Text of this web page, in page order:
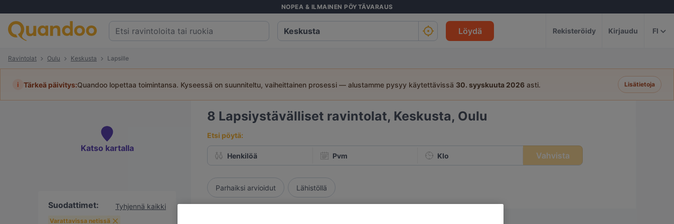
NOPEA & ILMAINEN PÖYTÄVARAUS
Löydä Rekisteröidy Kirjaudu FI
Ravintolat Oulu Keskusta Lapsille
i Tärkeä päivitys:Quandoo lopettaa toimintansa. Kyseessä on suunniteltu, vaiheittainen prosessi — alustamme pysyy käytettävissä 30. syyskuuta 2026 asti. Lisätietoja
Katso kartalla
Suodattimet: Tyhjennä kaikki
Varattavissa netissä
8 Lapsiystävälliset ravintolat, Keskusta, Oulu
Etsi pöytä:
Henkilöä Pvm Klo Vahvista
Parhaiksi arvioidut Lähistöllä